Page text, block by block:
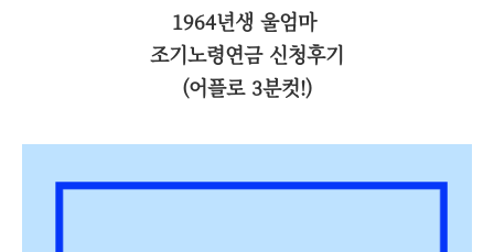
1964년생 울엄마
조기노령연금 신청후기
(어플로 3분컷!)